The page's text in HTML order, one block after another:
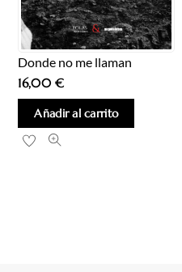
Donde no me llaman
16,00€
Añadir al carrito